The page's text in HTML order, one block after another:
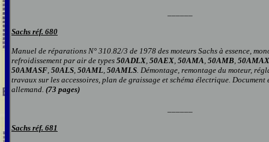
Sachs réf. 680
Manuel de réparations N° 310.82/3 de 1978 des moteurs Sachs à essence,
refroidissement par air de types 50ADLX, 50AEX, 50AMA, 50AMB, 50AMAX
50AMASF, 50ALS, 50AML, 50AMLS. Démontage, remontage du moteur,
travaux sur les accessoires, plan de graissage et schéma électrique.
allemand. (73 pages)
Sachs réf. 681